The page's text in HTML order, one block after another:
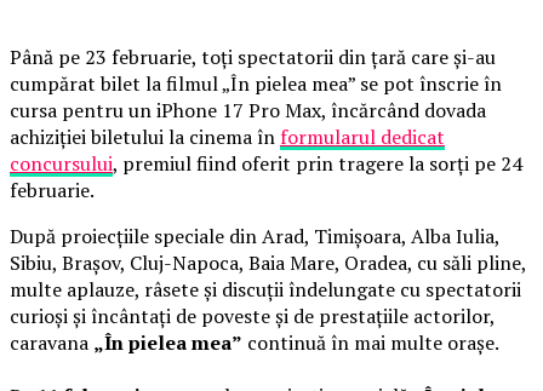
Până pe 23 februarie, toți spectatorii din țară care și-au
cumpărat bilet la filmul „În pielea mea” se pot înscrie în
cursa pentru un iPhone 17 Pro Max, încărcând dovada
achiziției biletului la cinema înformularul dedicat
concursului, premiul fiind oferit prin tragere la sorți pe 24
februarie.
După proiecțiile speciale din Arad, Timișoara, Alba Iulia,
Sibiu, Brașov, Cluj-Napoca, Baia Mare, Oradea, cu săli pline,
multe aplauze, râsete și discuții îndelungate cu spectatorii
curioși și încântați de poveste și de prestațiile actorilor,
caravana „În pielea mea” continuă în mai multe orașe.